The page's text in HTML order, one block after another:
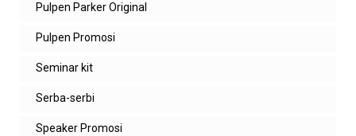
Pulpen Parker Original
Pulpen Promosi
Seminar kit
Serba-serbi
Speaker Promosi